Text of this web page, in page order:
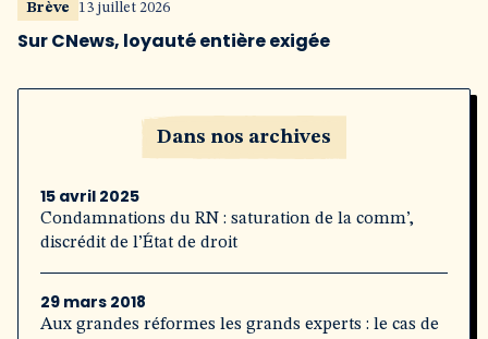
Brève 13 juillet 2026
Sur CNews, loyauté entière exigée
Dans nos archives
15 avril 2025
Condamnations du RN : saturation de la comm’,
discrédit de l’État de droit
29 mars 2018
Aux grandes réformes les grands experts : le cas de